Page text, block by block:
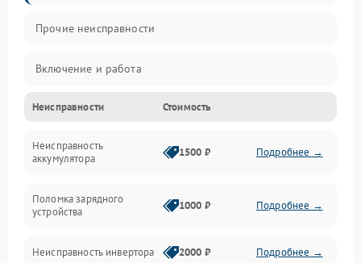
Прочие неисправности
Включение и работа
Работа с нагрузкой
Звук и индикация
Неисправности Стоимость
Неисправность
аккумулятора
1500 ₽ Подробнее →
Поломка зарядного
устройства
1000 ₽ Подробнее →
Неисправность инвертора 2000 ₽ Подробнее →